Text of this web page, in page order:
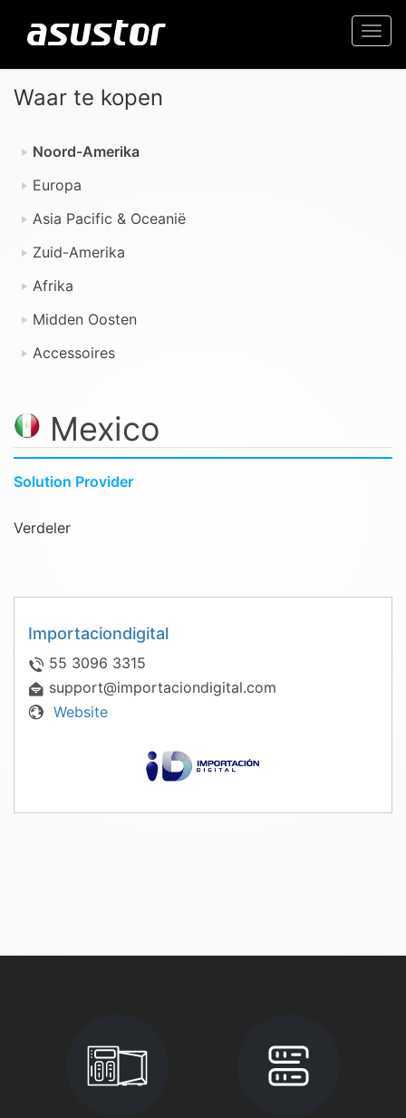
Waar te kopen
Noord-Amerika
Europa
Asia Pacific & Oceanië
Zuid-Amerika
Afrika
Midden Oosten
Accessoires
Mexico
Solution Provider
Verdeler
Importaciondigital
55 3096 3315
support@importaciondigital.com
Website